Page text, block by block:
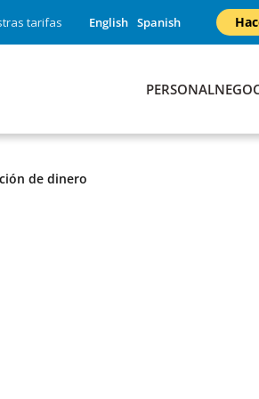
tarifas English Spanish
PERSONAL
de dinero